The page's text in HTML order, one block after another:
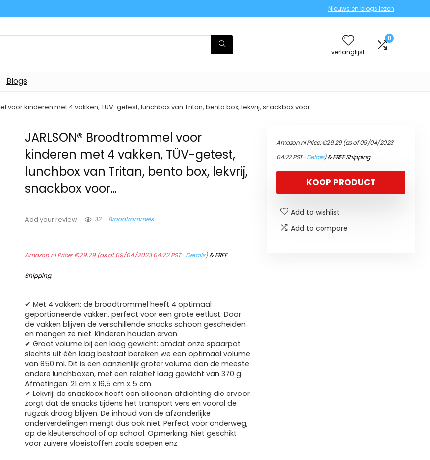
Nieuws en blogs lezen
verlanglijst
0
Blogs
voor kinderen met 4 vakken, TÜV-getest, lunchbox van Tritan, bento box, lekvrij, snackbox voor…
JARLSON® Broodtrommel voor
kinderen met 4 vakken, TÜV-getest,
lunchbox van Tritan, bento box, lekvrij,
snackbox voor…
Add your review 32 Broodtrommels
Amazon.nl Price:€29.29(as of 09/04/2023 04:22 PST- Details)&FREE
Shipping.
✔ Met 4 vakken: de broodtrommel heeft 4 optimaal
geportioneerde vakken, perfect voor een grote eetlust. Door
de vakken blijven de verschillende snacks schoon gescheiden
en mengen ze niet. Kinderen houden ervan.
✔ Groot volume bij een laag gewicht: omdat onze spaarpot
slechts uit één laag bestaat bereiken we een optimaal volume
van 850 ml. Dit is een aanzienlijk groter volume dan de meeste
andere lunchboxen, met een relatief laag gewicht van 370 g.
Afmetingen: 21 cm x 16,5 cm x 5 cm.
✔ Lekvrij: de snackbox heeft een siliconen afdichting die ervoor
zorgt dat de snacks tijdens het transport vers en vooral de
rugzak droog blijven. De inhoud van de afzonderlijke
onderverdelingen mengt dus ook niet. Perfect voor onderweg,
op de kleuterschool of op school. Opmerking: Niet geschikt
voor zuivere vloeistoffen zoals soepen enz.
Amazon.nl Price:€29.29(as of 09/04/2023
04:22 PST-Details)&FREE Shipping.
KOOP PRODUCT
Add to wishlist
Add to compare